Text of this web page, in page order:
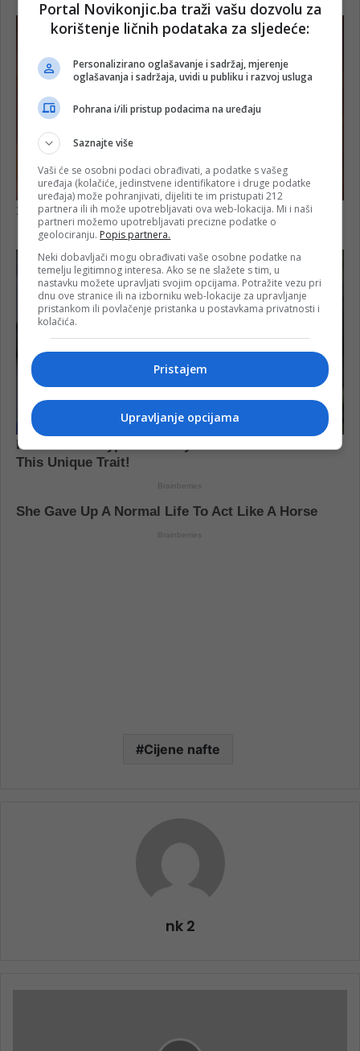
Cijene nafte
nk 2
Portal Novikonjic.ba traži vašu dozvolu za
korištenje ličnih podataka za sljedeće:
Personalizirano oglašavanje i sadržaj, mjerenje
oglašavanja i sadržaja, uvidi u publiku i razvoj usluga
Pohrana i/ili pristup podacima na uređaju
Saznajte više
Vaši će se osobni podaci obrađivati, a podatke s vašeg
uređaja (kolačiće, jedinstvene identifikatore i druge podatke
uređaja) može pohranjivati, dijeliti te im pristupati 212
partnera ili ih može upotrebljavati ova web-lokacija. Mi i naši
partneri možemo upotrebljavati precizne podatke o
geolociranju. Popis partnera.
Neki dobavljači mogu obrađivati vaše osobne podatke na
temelju legitimnog interesa. Ako se ne slažete s tim, u
nastavku možete upravljati svojim opcijama. Potražite vezu pri
dnu ove stranice ili na izborniku web-lokacije za upravljanje
pristankom ili povlačenje pristanka u postavkama privatnosti i
kolačića.
Pristajem
Upravljanje opcijama